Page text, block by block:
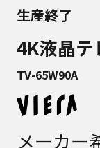
生産終了
4K液晶テ
TV-65W90A
メーカー